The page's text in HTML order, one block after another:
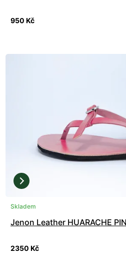
950 Kč
Skladem
Jenon Leather HUARACHE
2350 Kč